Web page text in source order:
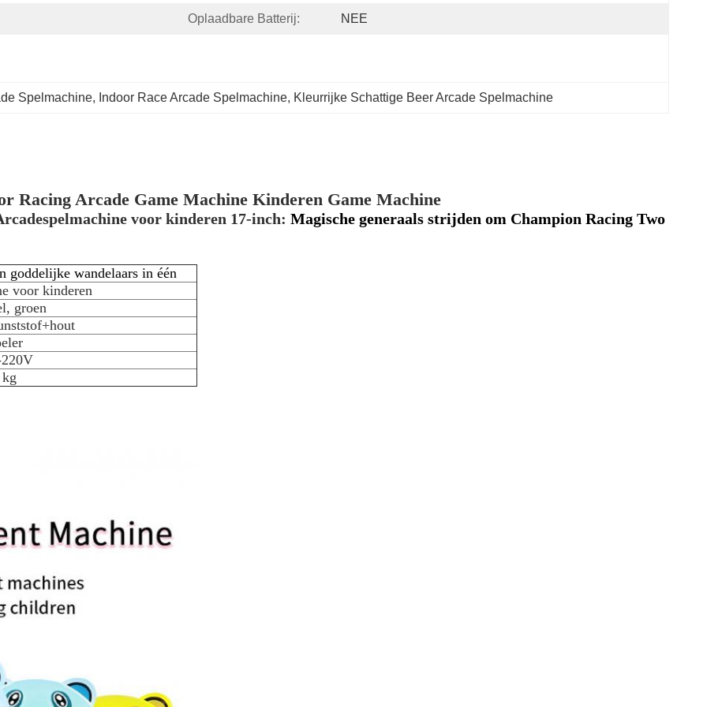
Oplaadbare Batterij: NEE
Spelmachine, Indoor Race Arcade Spelmachine, Kleurrijke Schattige Beer Arcade Spelmachine
Racing Arcade Game Machine Kinderen Game Machine
voor kinderen 17-inch: Magische generaals strijden om Champion Racing Two
goddelijke wandelaars in één
voor kinderen
groen